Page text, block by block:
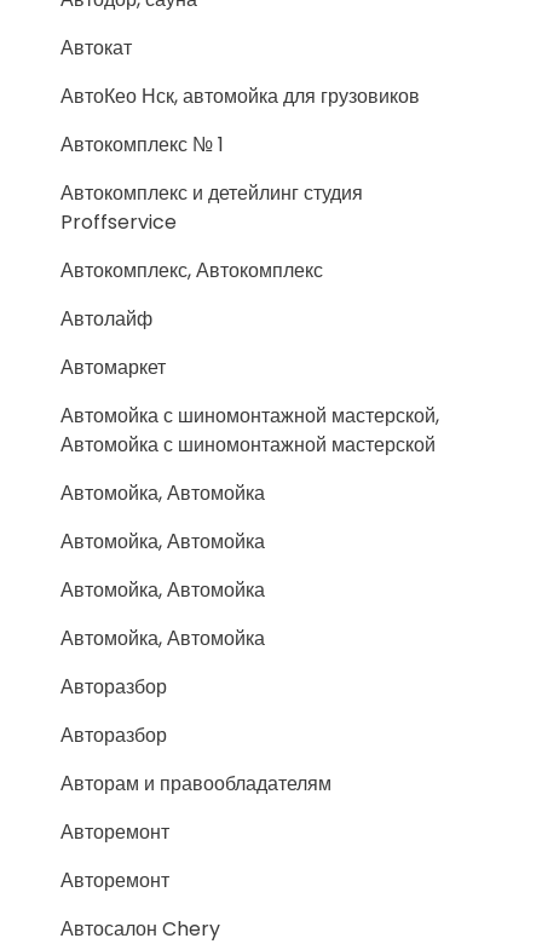
Автокат
АвтоКео Нск, автомойка для грузовиков
Автокомплекс № 1
Автокомплекс и детейлинг студия
Proffservice
Автокомплекс, Автокомплекс
Автолайф
Автомаркет
Автомойка с шиномонтажной мастерской,
Автомойка с шиномонтажной мастерской
Автомойка, Автомойка
Автомойка, Автомойка
Автомойка, Автомойка
Автомойка, Автомойка
Авторазбор
Авторазбор
Авторам и правообладателям
Авторемонт
Авторемонт
Автосалон Chery